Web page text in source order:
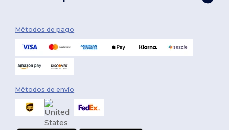
Métodos de pago
Métodos de envío